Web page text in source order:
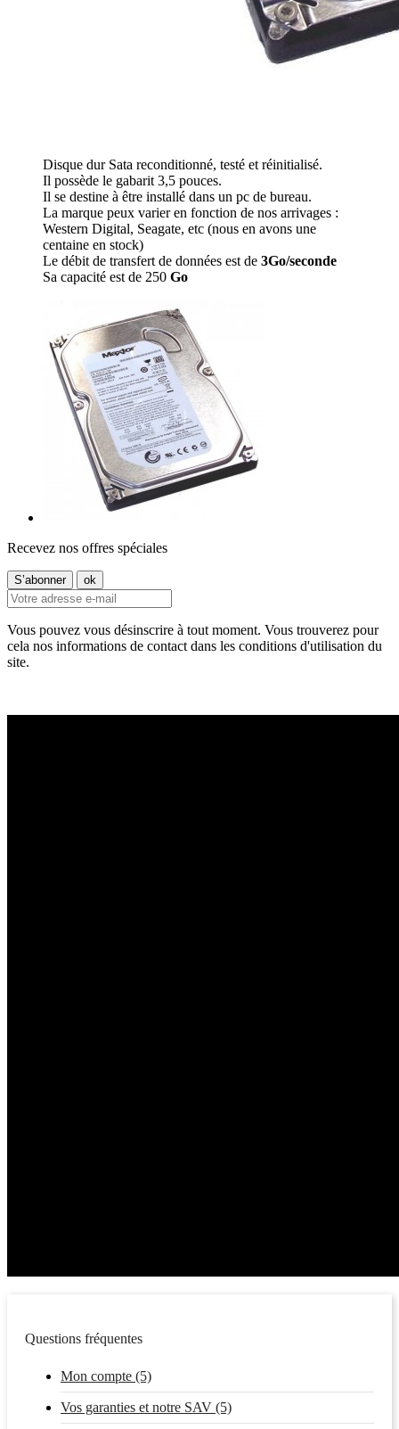
Disque dur Sata reconditionné, testé et réinitialisé.
Il possède le gabarit 3,5 pouces.
Il se destine à être installé dans un pc de bureau.
La marque peux varier en fonction de nos arrivages :
Western Digital, Seagate, etc (nous en avons une
centaine en stock)
Le débit de transfert de données est de 3Go/seconde
Sa capacité est de 250 Go
Recevez nos offres spéciales
Vous pouvez vous désinscrire à tout moment. Vous trouverez pour
cela nos informations de contact dans les conditions d'utilisation du
site.
Questions fréquentes
Mon compte (5)
Vos garanties et notre SAV (5)